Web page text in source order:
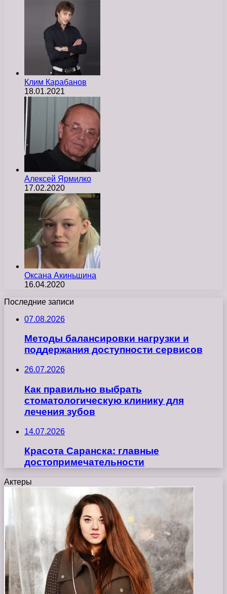
Клим Карабанов
18.01.2021
Алексей Ярмилко
17.02.2020
Оксана Акиньшина
16.04.2020
Последние записи
07.08.2026
Методы балансировки нагрузки и
поддержания доступности сервисов
26.07.2026
Как правильно выбрать
стоматологическую клинику для
лечения зубов
14.07.2026
Красота Саранска: главные
достопримечательности
Актеры